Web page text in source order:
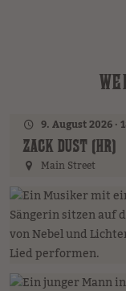
9. August 2026 ·
ZACK DUST (HR)
Main Street